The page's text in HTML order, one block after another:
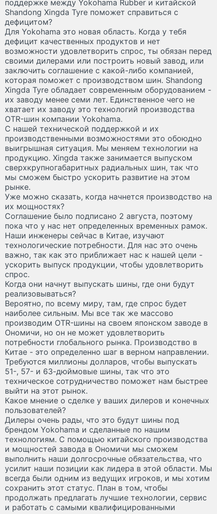
поддержке между Yokohama Rubber и китайской
Shandong Xingda Tyre поможет справиться с
дефицитом?
Для Yokohama это новая область. Когда у тебя
дефицит качественных продуктов и нет
возможности удовлетворить спрос, ты обязан перед
своими дилерами или построить новый завод, или
заключить соглашение с какой-либо компанией,
которая поможет с производством шин. Shandong
Xingda Tyre обладает современным оборудованием -
их заводу менее семи лет. Единственное чего не
хватает их заводу это технологий производства
OTR-шин компании Yokohama.
С нашей технической поддержкой и их
производственными возможностями это обоюдно
выигрышная ситуация. Мы меняем технологии на
продукцию. Xingda также занимается выпуском
сверхкрупногабаритных радиальных шин, так что
мы сможем быстро ускорить развитие на этом
рынке.
Уже можно сказать, когда начнется производство на
их мощностях?
Соглашение было подписано 2 августа, поэтому
пока что у нас нет определенных временных рамок.
Наши инженеры сейчас в Китае, изучают
технологические потребности. Для нас это очень
важно, так как это приближает нас к нашей цели -
ускорить выпуск продукции, чтобы удовлетворить
спрос.
Когда они начнут выпускать шины, где они будут
реализовываться?
Вероятно, по всему миру, там, где спрос будет
наиболее сильным. Мы все так же массово
производим OTR-шины на своем японском заводе в
Ономичи, но он не может удовлетворить
потребности глобального рынка. Производство в
Китае - это определенно шаг в верном направлении.
Требуются миллионы долларов, чтобы выпускать
51-, 57- и 63-дюймовые шины, так что это
техническое сотрудничество поможет нам быстрее
выйти на этот рынок.
Какое мнение о сделке у ваших дилеров и конечных
пользователей?
Дилеры очень рады, что это будут шины под
брендом Yokohama и сделанные по нашим
технологиям. С помощью китайского производства
и мощностей завода в Ономичи мы сможем
выполнить наши долгосрочные обязательства, что
усилит наши позиции как лидера в этой области. Мы
всегда были одним из ведущих игроков, и мы хотим
сохранить этот статус. План в том, чтобы
продолжать предлагать лучшие технологии, сервис
и работать с самыми квалифицированными